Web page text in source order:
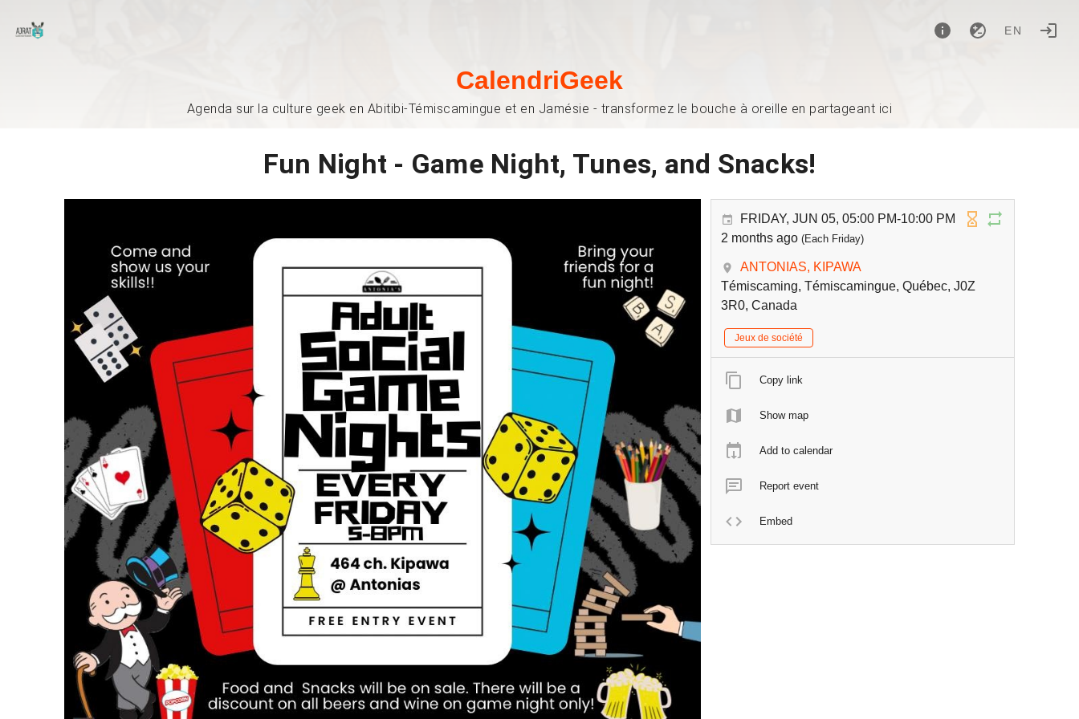
EN
CalendriGeek
Agenda sur la culture geek en Abitibi-Témiscamingue et en Jamésie - transformez le bouche à oreille en partageant ici
Fun Night - Game Night, Tunes, and Snacks!
FRIDAY, JUN 05, 05:00 PM-10:00 PM
2 months ago (Each Friday)
ANTONIAS, KIPAWA
Témiscaming, Témiscamingue, Québec, J0Z
3R0, Canada
Jeux de société
Copy link
Show map
Add to calendar
Report event
Embed